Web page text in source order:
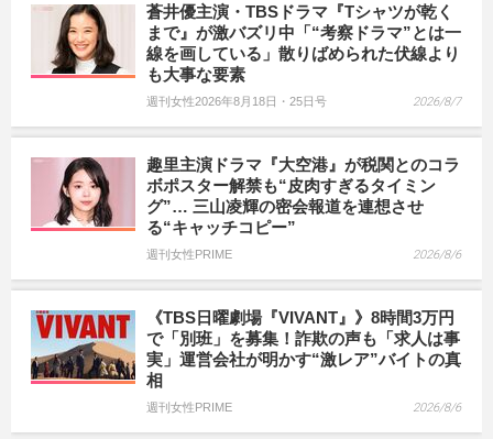
蒼井優主演・TBSドラマ『Tシャツが乾く
まで』が激バズリ中「“考察ドラマ”とは一
線を画している」散りばめられた伏線より
も大事な要素
週刊女性2026年8月18日・25日号 2026/8/7
趣里主演ドラマ『大空港』が税関とのコラ
ボポスター解禁も“皮肉すぎるタイミン
グ”… 三山凌輝の密会報道を連想させ
る“キャッチコピー”
週刊女性PRIME 2026/8/6
《TBS日曜劇場『VIVANT』》8時間3万円
で「別班」を募集！詐欺の声も「求人は事
実」運営会社が明かす“激レア”バイトの真
相
週刊女性PRIME 2026/8/6